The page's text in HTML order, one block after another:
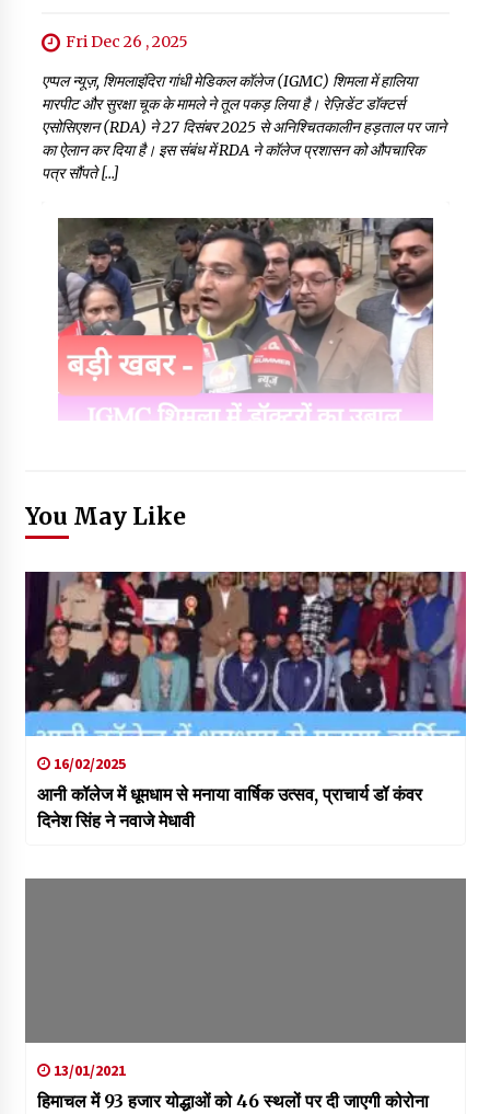
Fri Dec 26 , 2025
एप्पल न्यूज़, शिमलाइंदिरा गांधी मेडिकल कॉलेज (IGMC) शिमला में हालिया
मारपीट और सुरक्षा चूक के मामले ने तूल पकड़ लिया है। रेज़िडेंट डॉक्टर्स
एसोसिएशन (RDA) ने 27 दिसंबर 2025 से अनिश्चितकालीन हड़ताल पर जाने
का ऐलान कर दिया है। इस संबंध में RDA ने कॉलेज प्रशासन को औपचारिक
पत्र सौंपते […]
You May Like
16/02/2025
आनी कॉलेज में धूमधाम से मनाया वार्षिक उत्सव, प्राचार्य डॉ कंवर
दिनेश सिंह ने नवाजे मेधावी
13/01/2021
हिमाचल में 93 हजार योद्धाओं को 46 स्थलों पर दी जाएगी कोरोना